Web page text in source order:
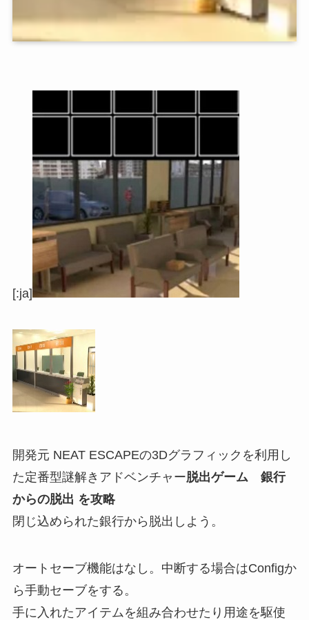
[:ja]
開発元 NEAT ESCAPEの3Dグラフィックを利用し
た定番型謎解きアドベンチャー脱出ゲーム 銀行
からの脱出 を攻略
閉じ込められた銀行から脱出しよう。
オートセーブ機能はなし。中断する場合はConfigか
ら手動セーブをする。
手に入れたアイテムを組み合わせたり用途を駆使